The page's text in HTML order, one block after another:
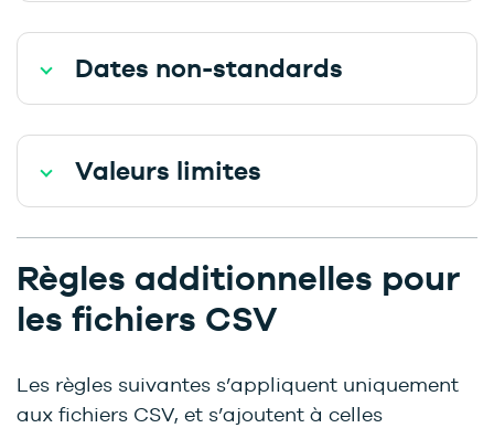
Dates non-standards
Valeurs limites
Règles additionnelles pour
les fichiers CSV
Les règles suivantes s’appliquent uniquement
aux fichiers CSV, et s’ajoutent à celles